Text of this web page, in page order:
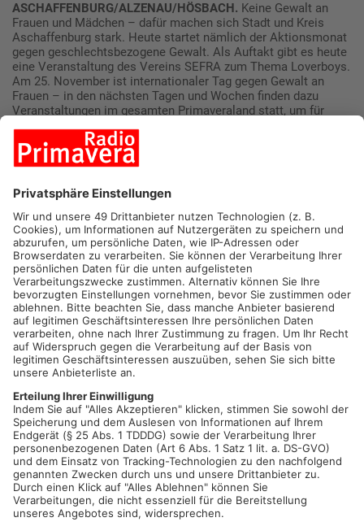
ASCHAFFENBURG/ALZENAU/HÖSBACH. Keine Gewalt an
Frauen und Mädchen – dafür machen sich Stadt und Kreis
Aschaffenburg stark. Heute startet nämlich der Aktionsmonat
gegen geschlechtsbezogene Gewalt. Als Auftakt gibt es heute
eine Veranstaltung des Vereins SEFRA zum Thema Loverboys.
Am 25. November ist internationaler Tag gegen Gewalt an
Frauen – in den nächsten Tagen und Wochen finden dazu
Veranstaltungen im gesamten Primaveraland statt, um für
dieses Thema zu sensibilisieren.
Folgende Veranstaltungen sind geplant:
unterfränkischen kommunalen Gleichstellungsbeauftragten
Politikerinnen“
23. November: Vortrag zu „Femiziden“ vom Frauenhearing und
den Gleichstellungsstellen von Stadt und Landkreisen
Aschaffenburg und Miltenberg in Kooperation mit der VHS
Aschaffenburg
24. November: Workshop „Nein heißt nein -
Grenzüberschreitungen im Arbeitskontext“ von der
Gleichstellungsstelle der Stadt Aschaffenburg
25. November: Info-Stand von SEFRA e. V. an der Roten Bank
im Schöntal
25. November: Vortrag von Tanja Draudt vom AWO Frauen- und
Kinderschutzhaus und Ivonne Hofmann von der Polizei
Alzenau zum Thema „Digitale Gewalt gegen Frauen und
Mädchen“ von ZONTA Club Alzenau
25. November: Podiumsdiskussion „Wir pfeifen auf Gewalt“
vom ZONTA Club Aschaffenburg